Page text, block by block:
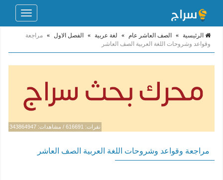
Toggle
الرئيسية » الصف العاشر عام » لغة عربية » الفصل الاول » مراجعة
وقواعد وشروحات اللغة العربية الصف العاشر
نقرات: 616691 / مشاهدات: 343864947
مراجعة وقواعد وشروحات اللغة العربية الصف العاشر